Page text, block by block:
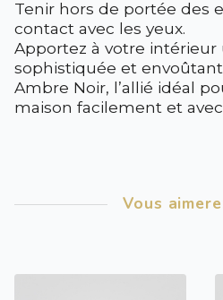
Tenir hors de portée des
contact avec les yeux.
Apportez à votre intérieur
sophistiquée et
Ambre Noir, l’allié idéal
maison facilement et
Vous